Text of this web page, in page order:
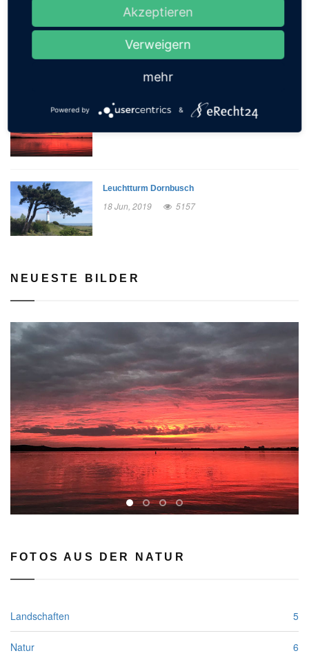
Die Brandung in Vitt
23 Sep, 2019 6320
Strandbad Müggelsee
Leuchtturm Dornbusch
18 Jun, 2019 5157
NEUESTE BILDER
FOTOS AUS DER NATUR
Landschaften 5
Natur 6
Akzeptieren
Verweigern
mehr
Powered by &